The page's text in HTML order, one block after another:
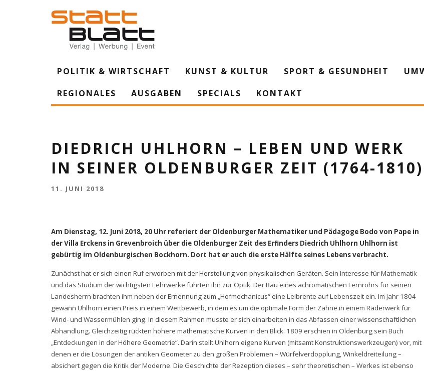
POLITIK & WIRTSCHAFT KUNST & KULTUR SPORT & GESUNDHEIT
REGIONALES
AUSGABEN SPECIALS KONTAKT
DIEDRICH UHLHORN – LEBEN UND WERK
IN SEINER OLDENBURGER ZEIT (1764-1810)
11. JUNI 2018
Am Dienstag, 12. Juni 2018, 20 Uhr referiert der Oldenburger Mathematiker und Pädagoge Bodo von Pape in
der Villa Erckens in Grevenbroich über die Oldenburger Zeit des Erfinders Diedrich Uhlhorn Uhlhorn ist
gebürtig im Oldenburgischen Bockhorn. Dort hat er auch die erste Hälfte seines Lebens verbracht.
Zunächst hat er sich einen Ruf erworben mit der Herstellung von physikalischen Geräten. Sein Interesse für Mathematik
und das Studium der wichtigsten Lehrwerke führten ihn zur Optik. Der Bau eines achromatischen Fernrohrs für seinen
Landesherrn brachten ihm neben der Ernennung zum „Hofmechanicus“ eine Leibrente auf Lebenszeit ein. Im Jahr 1804
gewann Uhlhorn einen Preis in einem Wettbewerb, in dem es um die optimale Form der Zähne in einem Räderwerk für
Wind- und Wassermühlen ging. In diesem Rahmen musste er sich einarbeiten in das Abfassen einer wissenschaftlichen
Abhandlung. Gleichzeitig rückten höhere mathematische Kurven in den Blick. 1809 erschien in Oldenburg sein Buch
„Entdeckungen in der Höhere Geometrie“. Darin stellt Uhlhorn eigene Kurven (mitsamt Konstruktionswerkzeugen) vor, mit
denen er die Lösungen der antiken Geometer zu den großen Problemen – Würfelverdopplung, Winkeldreiteilung –
absichert gegen die Kritik der Moderne. Die Geschichte der Rezeption dieses – sehr theoretischen – Werkes ist ebenso